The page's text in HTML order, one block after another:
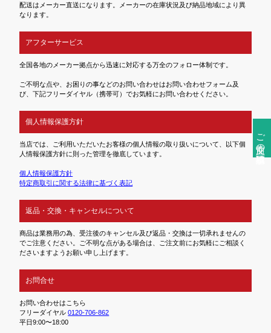
ご注文前の確認事項
配送はメーカー直送になります。メーカーの在庫状況及び納品地域により異
なります。
アフターサービス
全国各地のメーカー拠点から迅速に対応する万全のフォロー体制です。
ご不明な点や、お困りの事などのお問い合わせはお問い合わせフォーム及
び、下記フリーダイヤル（携帯可）でお気軽にお問い合わせください。
個人情報保護方針
当店では、ご利用いただいたお客様の個人情報の取り扱いについて、以下個
人情報保護方針に則った管理を徹底しています。
個人情報保護方針
特定商取引に関する法律に基づく表記
返品・交換・キャンセルについて
商品は業務用の為、受注後のキャンセル及び返品・交換は一切承れませんの
でご注意ください。ご不明な点がある場合は、ご注文前にお気軽にご相談く
ださいますようお願い申し上げます。
お問合せ
お問い合わせはこちら
フリーダイヤル0120-706-862
平日9:00〜18:00